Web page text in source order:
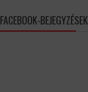
FACEBOOK-BEJEGYZÉSEK